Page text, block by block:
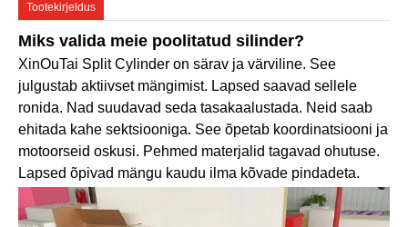
Tootekirjeldus
Miks valida meie poolitatud silinder?
XinOuTai Split Cylinder on särav ja värviline. See
julgustab aktiivset mängimist. Lapsed saavad sellele
ronida. Nad suudavad seda tasakaalustada. Neid saab
ehitada kahe sektsiooniga. See õpetab koordinatsiooni ja
motoorseid oskusi. Pehmed materjalid tagavad ohutuse.
Lapsed õpivad mängu kaudu ilma kõvade pindadeta.